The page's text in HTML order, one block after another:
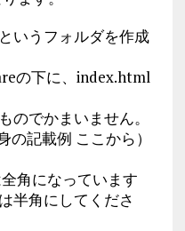
いうフォルダを作成
の下に、index.html
のでかまいません。
の記載例 ここから）
角になっています
半角にしてくださ